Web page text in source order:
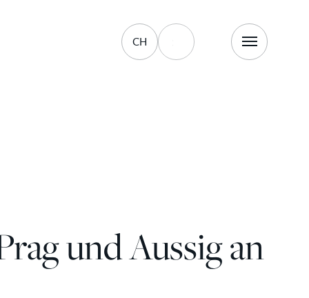
CH
und Aussig an